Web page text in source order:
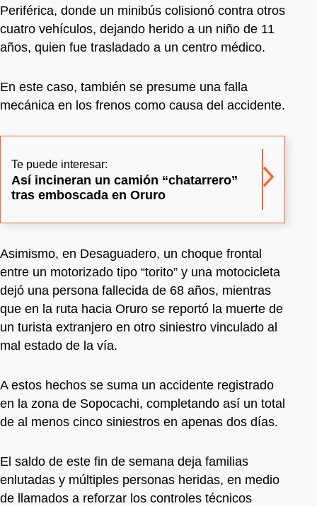
Periférica, donde un minibús colisionó contra otros
cuatro vehículos, dejando herido a un niño de 11
años, quien fue trasladado a un centro médico.
En este caso, también se presume una falla
mecánica en los frenos como causa del accidente.
Te puede interesar:
Así incineran un camión “chatarrero”
tras emboscada en Oruro
Asimismo, en Desaguadero, un choque frontal
entre un motorizado tipo “torito” y una motocicleta
dejó una persona fallecida de 68 años, mientras
que en la ruta hacia Oruro se reportó la muerte de
un turista extranjero en otro siniestro vinculado al
mal estado de la vía.
A estos hechos se suma un accidente registrado
en la zona de Sopocachi, completando así un total
de al menos cinco siniestros en apenas dos días.
El saldo de este fin de semana deja familias
enlutadas y múltiples personas heridas, en medio
de llamados a reforzar los controles técnicos